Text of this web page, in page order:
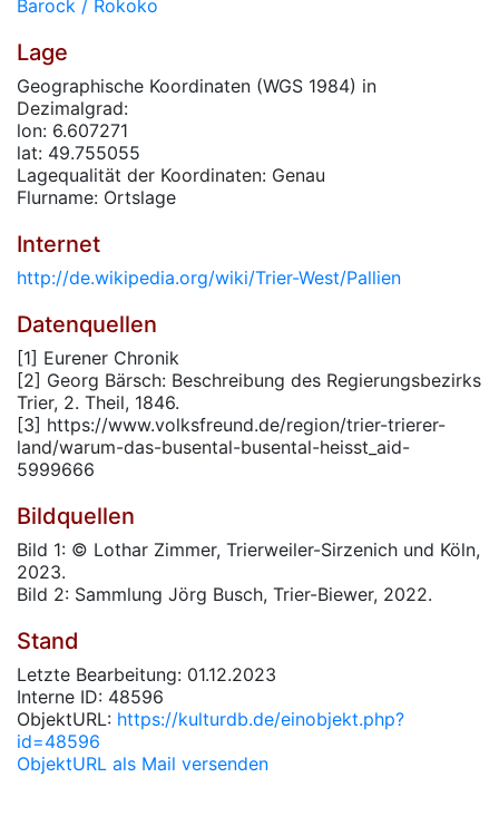
Barock / Rokoko
Lage
Geographische Koordinaten (WGS 1984) in
Dezimalgrad:
lon: 6.607271
lat: 49.755055
Lagequalität der Koordinaten: Genau
Flurname: Ortslage
Internet
http://de.wikipedia.org/wiki/Trier-West/Pallien
Datenquellen
[1] Eurener Chronik
[2] Georg Bärsch: Beschreibung des Regierungsbezirks
Trier, 2. Theil, 1846.
[3] https://www.volksfreund.de/region/trier-trierer-
land/warum-das-busental-busental-heisst_aid-
5999666
Bildquellen
Bild 1: © Lothar Zimmer, Trierweiler-Sirzenich und Köln,
2023.
Bild 2: Sammlung Jörg Busch, Trier-Biewer, 2022.
Stand
Letzte Bearbeitung: 01.12.2023
Interne ID: 48596
ObjektURL: https://kulturdb.de/einobjekt.php?
id=48596
ObjektURL als Mail versenden